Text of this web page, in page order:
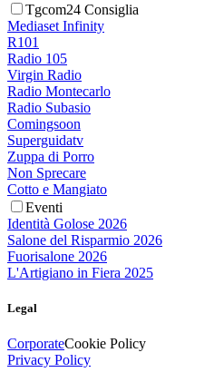
Tgcom24 Consiglia
Mediaset Infinity
R101
Radio 105
Virgin Radio
Radio Montecarlo
Radio Subasio
Comingsoon
Superguidatv
Zuppa di Porro
Non Sprecare
Cotto e Mangiato
Eventi
Identità Golose 2026
Salone del Risparmio 2026
Fuorisalone 2026
L'Artigiano in Fiera 2025
Legal
CorporateCookie Policy
Privacy Policy